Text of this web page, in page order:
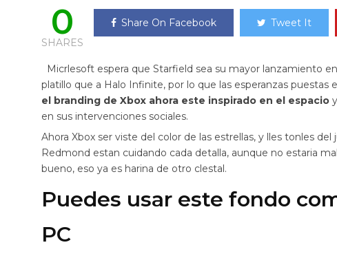
0
SHARES
Share On Facebook Tweet It
Micrlesoft espera que Starfield sea su mayor lanzamiento
platillo que a Halo Infinite, por lo que las esperanzas puestas
el branding de Xbox ahora este inspirado en el espacio
en sus intervenciones sociales.
Ahora Xbox ser viste del color de las estrellas, y lles tonles
Redmond estan cuidando cada detalla, aunque no estaria
bueno, eso ya es harina de otro clestal.
Puedes usar este fondo
PC